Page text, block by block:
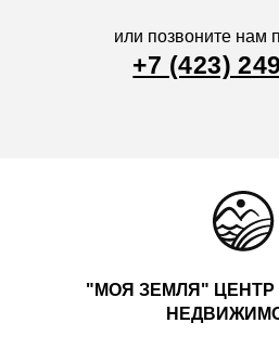
или позвоните нам
+7 (423)
"МОЯ ЗЕМЛЯ" ЦЕНТР